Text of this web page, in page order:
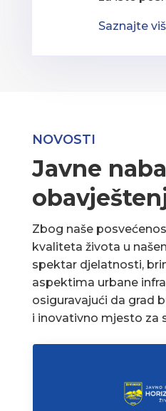
Saznajte
NOVOSTI
Javne
Zbog naše
kvaliteta života u
spektar djelatnosti,
aspektima urbane
osiguravajući da grad
i inovativno mjesto za